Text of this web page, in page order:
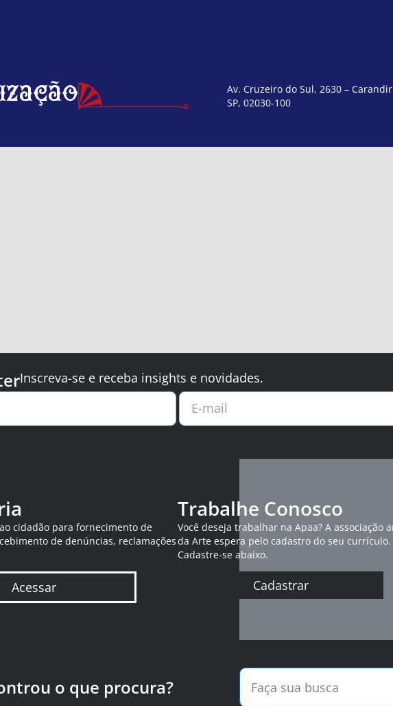
Av. Cruzeiro do Sul, 2630 –
SP, 02030-100
Inscreva-se e receba insights e novidades.
E-mail
cidadão para fornecimento de
de denúncias, reclamações
Acessar
Trabalhe Conosco
Você deseja trabalhar na Apaa? A associação
da Arte espera pelo cadastro do seu currículo.
Cadastre-se abaixo.
Cadastrar
o que procura?